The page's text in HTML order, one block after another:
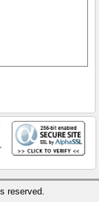
reserved.